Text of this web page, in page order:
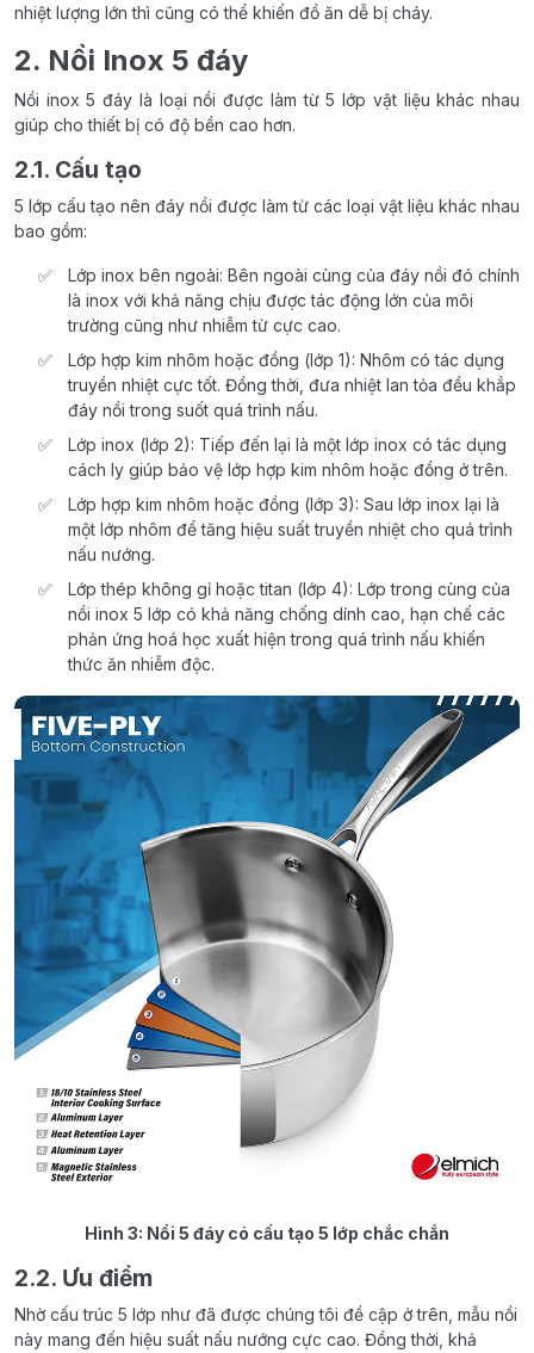
nhiệt lượng lớn thì cũng có thể khiến đồ ăn dễ bị cháy.
2. Nồi Inox 5 đáy
Nồi inox 5 đáy là loại nồi được làm từ 5 lớp vật liệu khác nhau
giúp cho thiết bị có độ bền cao hơn.
2.1. Cấu tạo
5 lớp cấu tạo nên đáy nồi được làm từ các loại vật liệu khác nhau
bao gồm:
Lớp inox bên ngoài: Bên ngoài cùng của đáy nồi đó chính
là inox với khả năng chịu được tác động lớn của môi
trường cũng như nhiễm từ cực cao.
Lớp hợp kim nhôm hoặc đồng (lớp 1): Nhôm có tác dụng
truyền nhiệt cực tốt. Đồng thời, đưa nhiệt lan tỏa đều khắp
đáy nồi trong suốt quá trình nấu.
Lớp inox (lớp 2): Tiếp đến lại là một lớp inox có tác dụng
cách ly giúp bảo vệ lớp hợp kim nhôm hoặc đồng ở trên.
Lớp hợp kim nhôm hoặc đồng (lớp 3): Sau lớp inox lại là
một lớp nhôm để tăng hiệu suất truyền nhiệt cho quá trình
nấu nướng.
Lớp thép không gỉ hoặc titan (lớp 4): Lớp trong cùng của
nồi inox 5 lớp có khả năng chống dính cao, hạn chế các
phản ứng hoá học xuất hiện trong quá trình nấu khiến
thức ăn nhiễm độc.
Hình 3: Nồi 5 đáy có cấu tạo 5 lớp chắc chắn
2.2. Ưu điểm
Nhờ cấu trúc 5 lớp như đã được chúng tôi đề cập ở trên, mẫu nồi
này mang đến hiệu suất nấu nướng cực cao. Đồng thời, khả